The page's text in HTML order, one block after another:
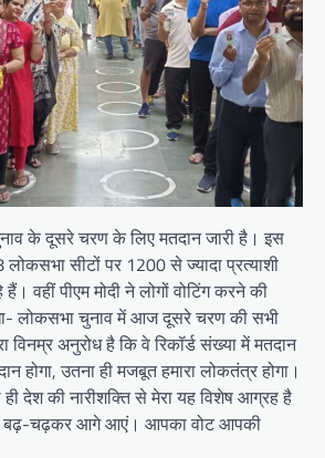
के दूसरे चरण के लिए मतदान जारी है। इस
सीटों पर 1200 से ज्यादा प्रत्याशी
वहीं पीएम मोदी ने लोगों वोटिंग करने की
लोकसभा चुनाव में आज दूसरे चरण की सभी
विनम्र अनुरोध है कि वे रिकॉर्ड संख्या में मतदान
होगा, उतना ही मजबूत हमारा लोकतंत्र होगा।
देश की नारीशक्ति से मेरा यह विशेष आग्रह है
बढ़-चढ़कर आगे आएं। आपका वोट आपकी